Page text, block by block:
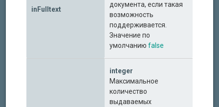
inFulltext
документа, если такая
возможность
поддерживается.
Значение по
умолчанию false
integer
Максимальное
количество
выдаваемых